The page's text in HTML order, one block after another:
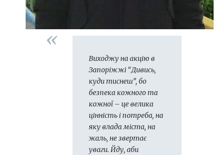
Виходжу на акцію в
Запоріжжі “Дивись,
куди тиснеш”, бо
безпека кожного та
кожної – це велика
цінність і потреба, на
яку влада міста, на
жаль, не звертає
уваги. Йду, аби